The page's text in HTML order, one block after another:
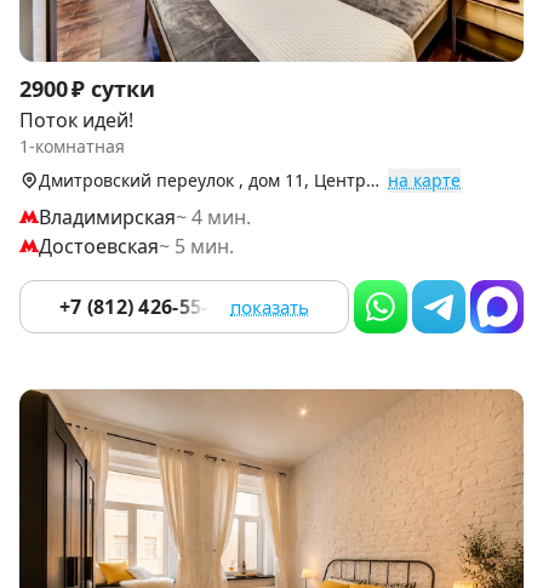
Item
1
of
2900 ₽ сутки
Поток идей!
1-комнатная
Дмитровский переулок , дом 11, Центральный р-н на карте
Владимирская~ 4 мин.
Достоевская~ 5 мин.
+7 (812) 426-55-56 показать